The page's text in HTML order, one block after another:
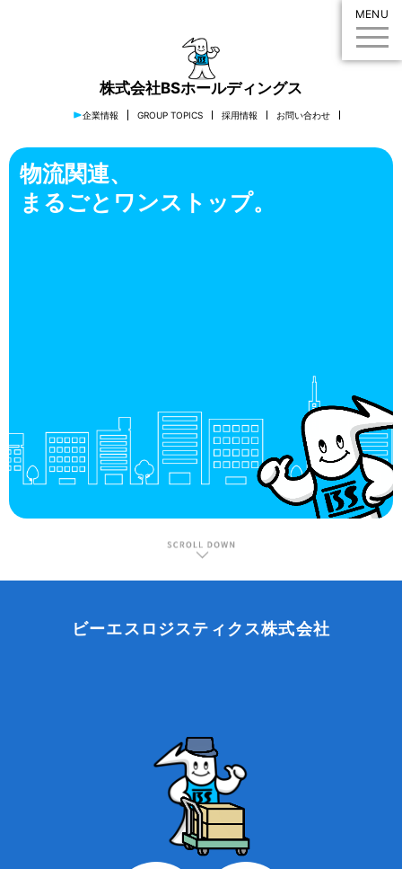
株式会社BSホールディングス
企業情報 GROUP TOPICS 採用情報 お問い合わせ
MENU
物流関連、
まるごとワンストップ。
ビーエスロジスティクス株式会社